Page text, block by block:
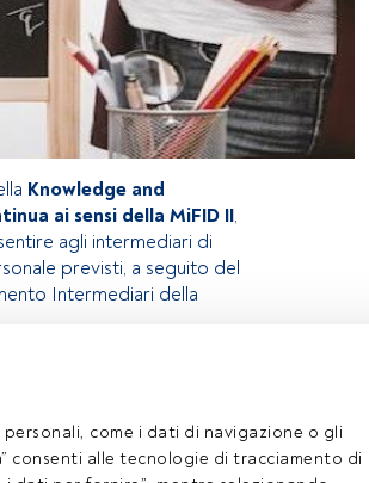
come i dati di navigazione o gli
consenti alle tecnologie di tracciamento di
Knowledge and
ai sensi della MiFID II,
agli intermediari di
previsti, a seguito del
Intermediari della
ti invitiamo a
ha da offrire.